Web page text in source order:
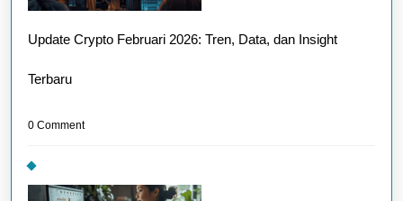
Update Crypto Februari 2026: Tren, Data, dan Insight
Terbaru
0 Comment